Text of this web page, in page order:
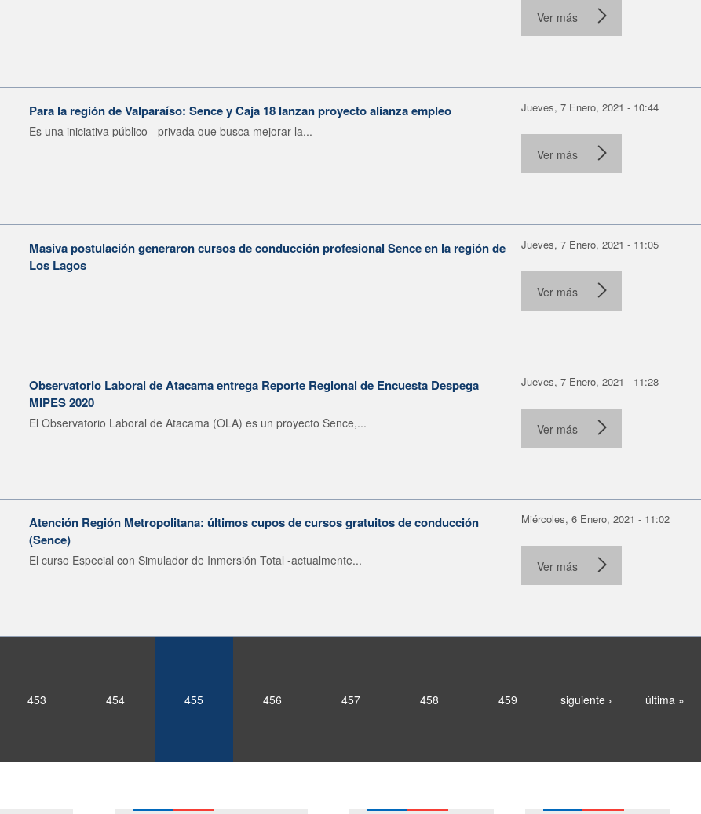
Ver más
Para la región de Valparaíso: Sence y Caja 18 lanzan proyecto alianza empleo
Es una iniciativa público - privada que busca mejorar la...
Jueves, 7 Enero, 2021 - 10:44
Ver más
Masiva postulación generaron cursos de conducción profesional Sence en la región de
Los Lagos
Jueves, 7 Enero, 2021 - 11:05
Ver más
Observatorio Laboral de Atacama entrega Reporte Regional de Encuesta Despega
MIPES 2020
El Observatorio Laboral de Atacama (OLA) es un proyecto Sence,...
Jueves, 7 Enero, 2021 - 11:28
Ver más
Atención Región Metropolitana: últimos cupos de cursos gratuitos de conducción
(Sence)
El curso Especial con Simulador de Inmersión Total -actualmente...
Miércoles, 6 Enero, 2021 - 11:02
Ver más
453 454 455 456 457 458 459 siguiente › última »